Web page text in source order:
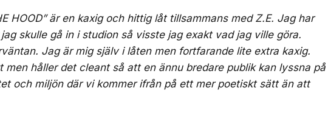
HOOD” är en kaxig och hittig låt tillsammans med Z.E. Jag har
skulle gå in i studion så visste jag exakt vad jag ville göra.
Jag är mig själv i låten men fortfarande lite extra kaxig.
men håller det cleant så att en ännu bredare publik kan lyssna på
och miljön där vi kommer ifrån på ett mer poetiskt sätt än att